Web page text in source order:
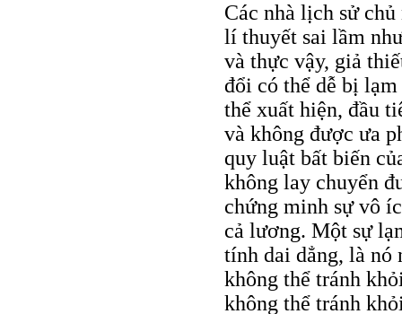
Các nhà lịch sử
lí thuyết sai lầm
và thực vậy, giả
đổi có thể dễ bị
thể xuất hiện, đầu
và không được ưa
quy luật bất biến
không lay chuyển
chứng minh sự vô
cả lương. Một sự
tính dai dẳng, là nó
không thể tránh
không thể tránh